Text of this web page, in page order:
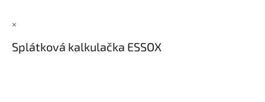
×
Splátková kalkulačka ESSOX